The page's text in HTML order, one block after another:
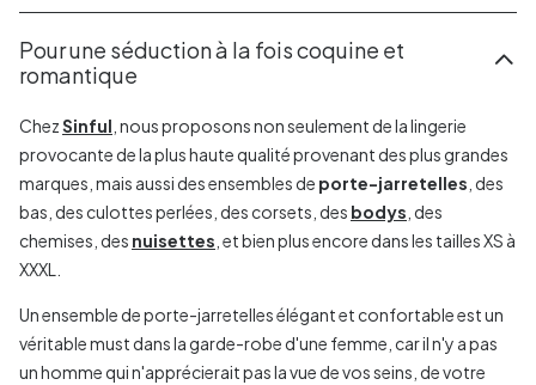
Pour une séduction à la fois coquine et
romantique
ChezSinful , nous proposons non seulement de la lingerie
provocante de la plus haute qualité provenant des plus grandes
marques, mais aussi des ensembles de porte-jarretelles , des
bas, des culottes perlées, des corsets, des bodys , des
chemises, des nuisettes , et bien plus encore dans les tailles XS à
XXXL.
Un ensemble de porte-jarretelles élégant et confortable est un
véritable must dans la garde-robe d'une femme, car il n'y a pas
un homme qui n'apprécierait pas la vue de vos seins, de votre